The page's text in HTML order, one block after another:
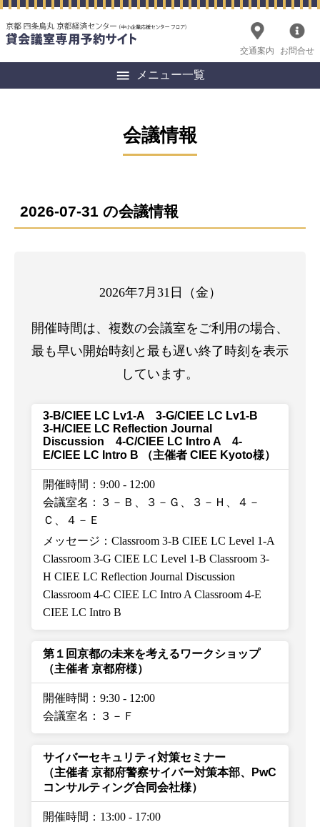
交通案内 お問合せ
メニュー一覧
会議情報
2026-07-31 の会議情報
2026年7月31日（金）
開催時間は、複数の会議室をご利用の場合、
最も早い開始時刻と最も遅い終了時刻を表示
しています。
3-B/CIEE LC Lv1-A 3-G/CIEE LC Lv1-B
3-H/CIEE LC Reflection Journal
Discussion 4-C/CIEE LC Intro A 4-
E/CIEE LC Intro B
（主催者 CIEE Kyoto様）
開催時間：9:00 - 12:00
会議室名：３－Ｂ、３－Ｇ、３－Ｈ、４－
Ｃ、４－Ｅ
メッセージ：Classroom 3-B CIEE LC Level 1-A
Classroom 3-G CIEE LC Level 1-B Classroom 3-
H CIEE LC Reflection Journal Discussion
Classroom 4-C CIEE LC Intro A Classroom 4-E
CIEE LC Intro B
第１回京都の未来を考えるワークショップ
（主催者 京都府様）
開催時間：9:30 - 12:00
会議室名：３－Ｆ
サイバーセキュリティ対策セミナー
（主催者 京都府警察サイバー対策本部、PwC
コンサルティング合同会社様）
開催時間：13:00 - 17:00